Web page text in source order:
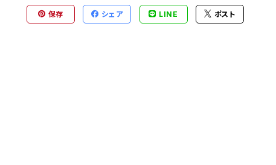
保存 シェア LINE ポスト